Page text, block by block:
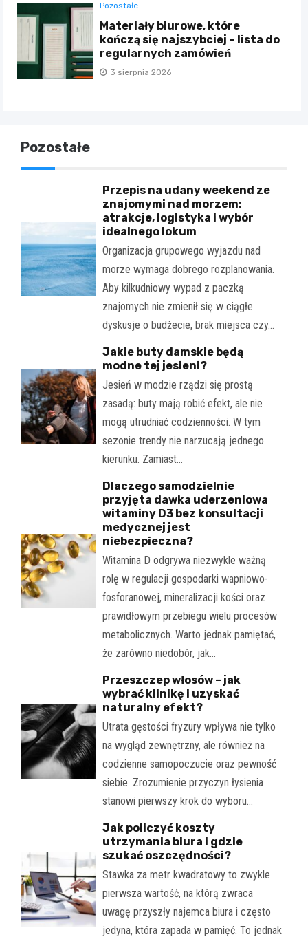
Pozostałe
Materiały biurowe, które
kończą się najszybciej – lista do
regularnych zamówień
3 sierpnia 2026
Pozostałe
Przepis na udany weekend ze
znajomymi nad morzem:
atrakcje, logistyka i wybór
idealnego lokum
Organizacja grupowego wyjazdu nad
morze wymaga dobrego rozplanowania.
Aby kilkudniowy wypad z paczką
znajomych nie zmienił się w ciągłe
dyskusje o budżecie, brak miejsca czy…
Jakie buty damskie będą
modne tej jesieni?
Jesień w modzie rządzi się prostą
zasadą: buty mają robić efekt, ale nie
mogą utrudniać codzienności. W tym
sezonie trendy nie narzucają jednego
kierunku. Zamiast…
Dlaczego samodzielnie
przyjęta dawka uderzeniowa
witaminy D3 bez konsultacji
medycznej jest
niebezpieczna?
Witamina D odgrywa niezwykle ważną
rolę w regulacji gospodarki wapniowo-
fosforanowej, mineralizacji kości oraz
prawidłowym przebiegu wielu procesów
metabolicznych. Warto jednak pamiętać,
że zarówno niedobór, jak…
Przeszczep włosów – jak
wybrać klinikę i uzyskać
naturalny efekt?
Utrata gęstości fryzury wpływa nie tylko
na wygląd zewnętrzny, ale również na
codzienne samopoczucie oraz pewność
siebie. Zrozumienie przyczyn łysienia
stanowi pierwszy krok do wyboru…
Jak policzyć koszty
utrzymania biura i gdzie
szukać oszczędności?
Stawka za metr kwadratowy to zwykle
pierwsza wartość, na którą zwraca
uwagę przyszły najemca biura i często
jedyna, która zapada w pamięć. To jednak